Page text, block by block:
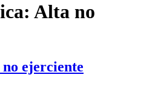
Alta no
ejerciente